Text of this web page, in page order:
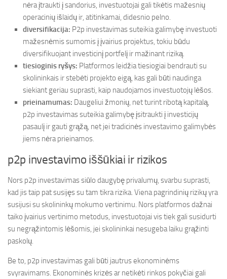
nėra įtraukti į sandorius, investuotojai gali tikėtis mažesnių
operacinių išlaidų ir, atitinkamai, didesnio pelno.
diversifikacija: P2p investavimas suteikia galimybę investuoti
mažesnėmis sumomis į įvairius projektus, tokiu būdu
diversifikuojant investicinį portfelį ir mažinant riziką.
tiesioginis ryšys: Platformos leidžia tiesiogiai bendrauti su
skolininkais ir stebėti projekto eigą, kas gali būti naudinga
siekiant geriau suprasti, kaip naudojamos investuotojų lėšos.
prieinamumas: Daugeliui žmonių, net turint ribotą kapitalą,
p2p investavimas suteikia galimybę įsitraukti į investicijų
pasaulį ir gauti grąžą, net jei tradicinės investavimo galimybės
jiems nėra prieinamos.
p2p investavimo iššūkiai ir rizikos
Nors p2p investavimas siūlo daugybę privalumų, svarbu suprasti,
kad jis taip pat susijęs su tam tikra rizika. Viena pagrindinių rizikų yra
susijusi su skolininkų mokumo vertinimu. Nors platformos dažnai
taiko įvairius vertinimo metodus, investuotojai vis tiek gali susidurti
su negrąžintomis lėšomis, jei skolininkai nesugeba laiku grąžinti
paskolų.
Be to, p2p investavimas gali būti jautrus ekonominėms
svyravimams. Ekonominės krizės ar netikėti rinkos pokyčiai gali